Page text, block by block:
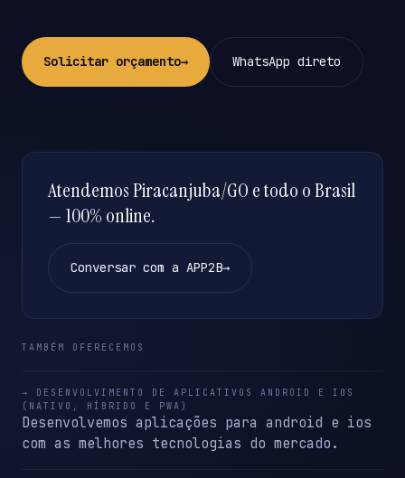
Solicitar orçamento→ WhatsApp direto
Atendemos Piracanjuba/GO e todo o Brasil
— 100% online.
Conversar com a APP2B→
TAMBÉM OFERECEMOS
→ DESENVOLVIMENTO DE APLICATIVOS ANDROID E IOS
(NATIVO, HÍBRIDO E PWA)
Desenvolvemos aplicações para android e ios
com as melhores tecnologias do mercado.